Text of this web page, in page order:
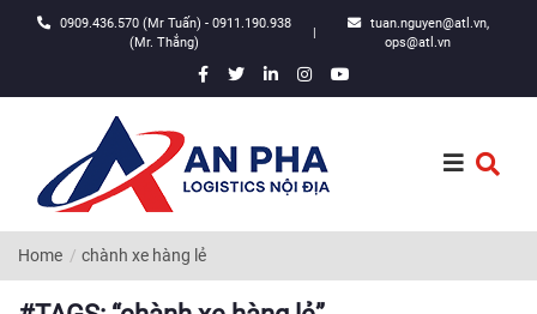
0909.436.570 (Mr Tuấn) - 0911.190.938
(Mr. Thắng)
|
tuan.nguyen@atl.vn,
ops@atl.vn
Home chành xe hàng lẻ